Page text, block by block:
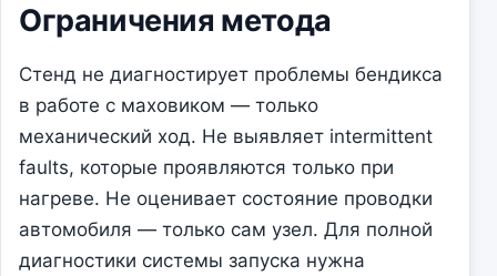
Ограничения метода
Стенд не диагностирует проблемы бендикса
в работе с маховиком — только
механический ход. Не выявляет intermittent
faults, которые проявляются только при
нагреве. Не оценивает состояние проводки
автомобиля — только сам узел. Для полной
диагностики системы запуска нужна